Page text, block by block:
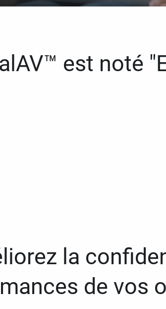
est noté
la
de vos